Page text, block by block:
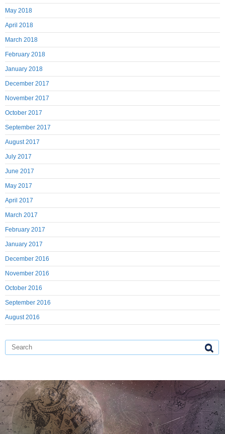
May 2018
April 2018
March 2018
February 2018
January 2018
December 2017
November 2017
October 2017
September 2017
August 2017
July 2017
June 2017
May 2017
April 2017
March 2017
February 2017
January 2017
December 2016
November 2016
October 2016
September 2016
August 2016